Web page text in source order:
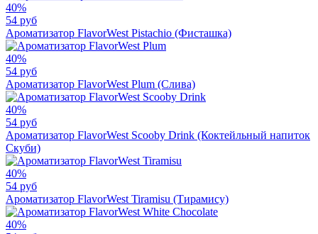
40%
54 руб
Ароматизатор FlavorWest Pistachio (Фисташка)
40%
54 руб
Ароматизатор FlavorWest Plum (Слива)
40%
54 руб
Ароматизатор FlavorWest Scooby Drink (Коктейльный напиток
Скуби)
40%
54 руб
Ароматизатор FlavorWest Tiramisu (Тирамису)
40%